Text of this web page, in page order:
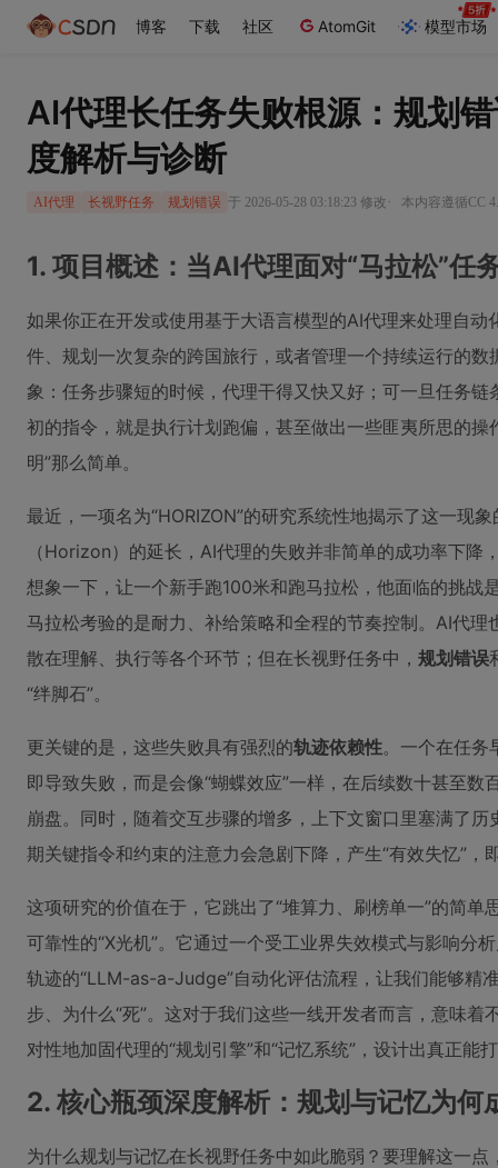
博客 下载 社区 AtomGit 模型市场
AI代理长任务失败根源：规划
度解析与诊断
AI代理 长视野任务 规划错误 于 2026-05-28 03:18:23 修改 · 本内容遵循CC
1. 项目概述：当AI代理面对“马拉松”任
如果你正在开发或使用基于大语言模型的AI代理来处理自
件、规划一次复杂的跨国旅行，或者管理一个持续运行的
象：任务步骤短的时候，代理干得又快又好；可一旦任务
初的指令，就是执行计划跑偏，甚至做出一些匪夷所思的
明”那么简单。
最近，一项名为“HORIZON”的研究系统性地揭示了这一现
（Horizon）的延长，AI代理的失败并非简单的成功率下降
想象一下，让一个新手跑100米和跑马拉松，他面临的挑战
马拉松考验的是耐力、补给策略和全程的节奏控制。AI代
散在理解、执行等各个环节；但在长视野任务中， 规划错误
“绊脚石”。
更关键的是，这些失败具有强烈的轨迹依赖性。一个在任务
即导致失败，而是会像“蝴蝶效应”一样，在后续数十甚至
崩盘。同时，随着交互步骤的增多，上下文窗口里塞满了
期关键指令和约束的注意力会急剧下降，产生“有效失忆”，
这项研究的价值在于，它跳出了“堆算力、刷榜单一”的简
可靠性的“X光机”。它通过一个受工业界失效模式与影响分
轨迹的“LLM-as-a-Judge”自动化评估流程，让我们能够精
步、为什么“死”。这对于我们这些一线开发者而言，意味
对性地加固代理的“规划引擎”和“记忆系统”，设计出真正能
2. 核心瓶颈深度解析：规划与记忆为何
为什么规划与记忆在长视野任务中如此脆弱？要理解这一